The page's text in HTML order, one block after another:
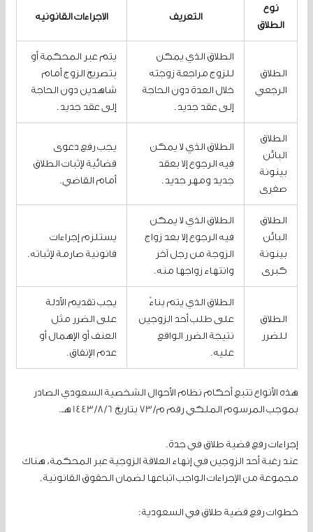
نوع
الطلاق
التعريف الإجراءات القانونية
الطلاق
الرجعي
الطلاق الذي يمكن
للزوج مراجعة زوجته
خلال العدة دون الحاجة
إلى عقد جديد.
يتم عبر المحكمة أو
بتصريح الزوج أمام
شاهدين دون الحاجة
إلى عقد جديد.
الطلاق
البائن
بينونة
صغرى
الطلاق الذي لا يمكن
فيه الرجوع إلا بعقد
جديد ومهر جديد.
يجب رفع دعوى
قضائية لإثبات الطلاق
أمام القاضي.
الطلاق
البائن
بينونة
كبرى
الطلاق الذي لا يمكن
فيه الرجوع إلا بعد زواج
الزوجة من رجل آخر
وانتهاء زواجها منه.
يستلزم إجراءات
قانونية صارمة لإثباته.
الطلاق
للضرر
الطلاق الذي يتم بناءً
على طلب أحد الزوجين
نتيجة الضرر الواقع
عليه.
يجب تقديم الأدلة
على الضرر مثل
العنف أو الإهمال أو
عدم الإنفاق.
هذه الأنواع تتبع أحكام نظام الأحوال الشخصية السعودي الصادر
بموجب المرسوم الملكي رقم م/73 بتاريخ 1443/8/6 هـ.
إجراءات رفع قضية طلاق في جدة.
عند رغبة أحد الزوجين في إنهاء العلاقة الزوجية عبر المحكمة، هناك
مجموعة من الإجراءات الواجب اتباعها لضمان الحقوق القانونية.
خطوات رفع قضية طلاق في السعودية: